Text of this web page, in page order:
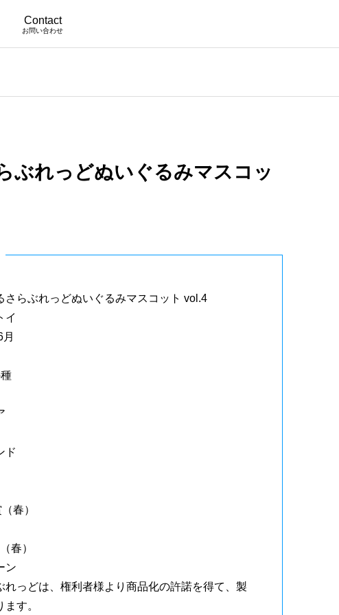
Contact
お問い合わせ
ぶれっどぬいぐるみマスコッ
さらぶれっどぬいぐるみマスコット vol.4
イ
ド
春）
春）
ン
っどは、権利者様より商品化の許諾を得て、製
す。